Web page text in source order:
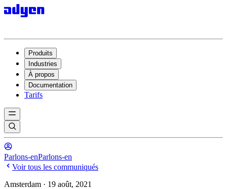
Produits
Industries
À propos
Documentation
Tarifs
Parlons-enParlons-en
Voir tous les communiqués
Amsterdam · 19 août, 2021